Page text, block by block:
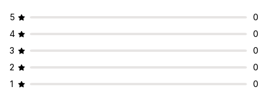
5
0
4
0
3
0
2
0
1
0